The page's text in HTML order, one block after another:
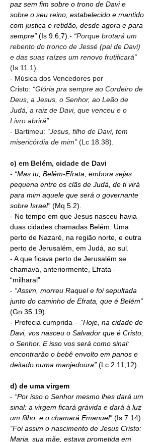
paz sem fim sobre o trono de Davi e
sobre o seu reino, estabelecido e mantido
com justiça e retidão, desde agora e para
sempre” (Is 9.6,7). - “Porque brotará um
rebento do tronco de Jessé (pai de Davi)
e das suas raízes um renovo frutificará”
(Is 11.1).
- Música dos Vencedores por
Cristo: “Glória pra sempre ao Cordeiro de
Deus, a Jesus, o Senhor, ao Leão de
Judá, a raiz de Davi, que venceu e o
Livro abrirá”.
- Bartimeu: “Jesus, filho de Davi, tem
misericórdia de mim” (Lc 18.38).
c) em Belém, cidade de Davi
- “Mas tu, Belém-Efrata, embora sejas
pequena entre os clãs de Judá, de ti virá
para mim aquele que será o governante
sobre Israel” (Mq 5.2).
- No tempo em que Jesus nasceu havia
duas cidades chamadas Belém. Uma
perto de Nazaré, na região norte, e outra
perto de Jerusalém, em Judá, ao sul.
- A que ficava perto de Jerusalém se
chamava, anteriormente, Efrata -
“milharal”
- “Assim, morreu Raquel e foi sepultada
junto do caminho de Efrata, que é Belém”
(Gn 35.19).
- Profecia cumprida – “Hoje, na cidade de
Davi, vos nasceu o Salvador que é Cristo,
o Senhor. E isso vos será como sinal:
encontrarão o bebê envolto em panos e
deitado numa manjedoura” (Lc 2.11,12).
d) de uma virgem
- “Por isso o Senhor mesmo lhes dará um
sinal: a virgem ficará grávida e dará à luz
um filho, e o chamará Emanuel” (Is 7.14).
“Foi assim o nascimento de Jesus Cristo:
Maria, sua mãe, estava prometida em